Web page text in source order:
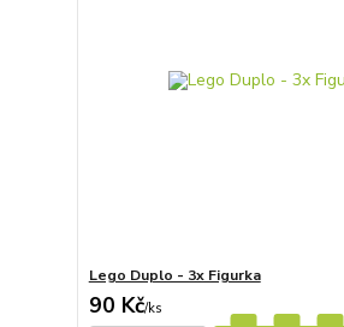
Lego Duplo - 3x Figurka
90 Kč/ks